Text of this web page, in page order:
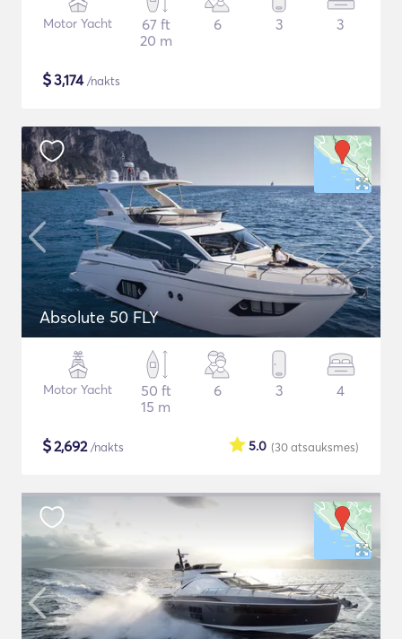
Motor Yacht
67 ft
20 m
6 3 3
$3,174/nakts
Absolute 50 FLY
Motor Yacht
50 ft
15 m
6 3 4
$2,692/nakts (30atsauksmes)
5.0